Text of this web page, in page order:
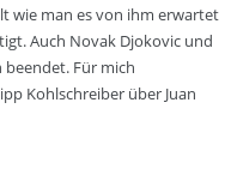
wie man es von ihm erwartet
Auch Novak Djokovic und
Für mich
Kohlschreiber über Juan